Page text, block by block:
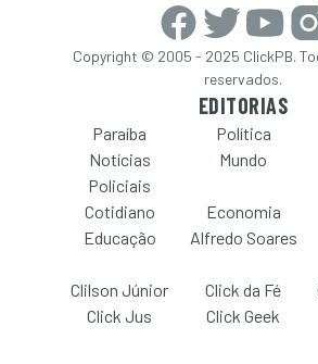
Copyright © 2005 - 2025 ClickPB.
reservados.
EDITORIAS
Paraíba Política
Notícias
Policiais
Mundo
Cotidiano Economia
Educação
Alfredo Soares
Clilson Júnior
Click da Fé
Click Jus
Click Geek